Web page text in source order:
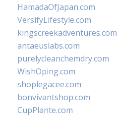
HamadaOfJapan.com
VersifyLifestyle.com
kingscreekadventures.com
antaeuslabs.com
purelycleanchemdry.com
WishOping.com
shoplegacee.com
bonvivantshop.com
CupPlante.com